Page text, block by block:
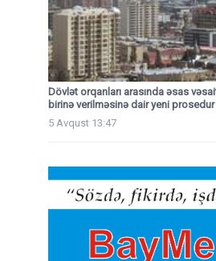
Dövlət orqanları arasında əsas
birinə verilməsinə dair yeni
5 Avqust 13:47